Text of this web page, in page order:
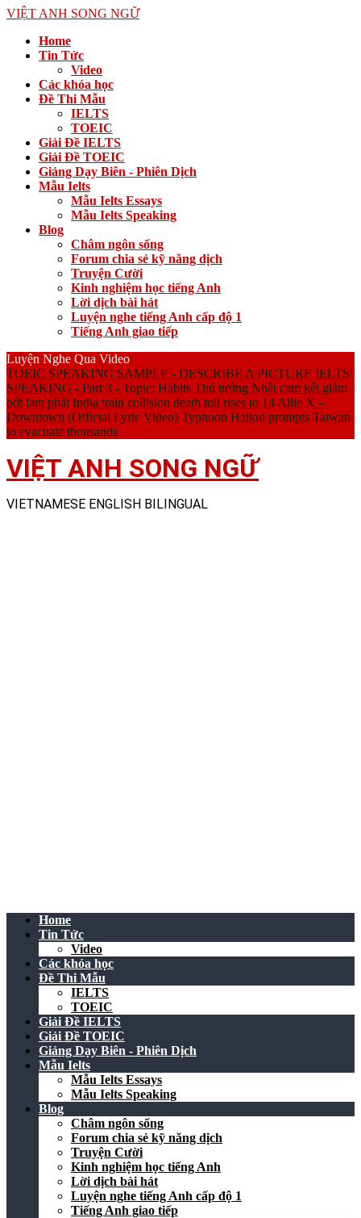
VIỆT ANH SONG NGỮ
Home
Tin Tức
Video
Các khóa học
Đề Thi Mẫu
IELTS
TOEIC
Giải Đề IELTS
Giải Đề TOEIC
Giảng Dạy Biên - Phiên Dịch
Mẫu Ielts
Mẫu Ielts Essays
Mẫu Ielts Speaking
Blog
Châm ngôn sống
Forum chia sẻ kỹ năng dịch
Truyện Cười
Kinh nghiệm học tiếng Anh
Lời dịch bài hát
Luyện nghe tiếng Anh cấp độ 1
Tiếng Anh giao tiếp
Luyện Nghe Qua Video
TOEIC SPEAKING SAMPLE - DESCRIBE A PICTURE IELTS
SPEAKING - Part 3 - Topic: Habits Thủ tướng Nhật cam kết giảm
bớt lạm phát India train collision death toll rises to 14 Allie X –
Downtown (Official Lyric Video) Typhoon Haikui prompts Taiwan
to evacuate thousands
VIỆT ANH SONG NGỮ
VIETNAMESE ENGLISH BILINGUAL
Home
Tin Tức
Video
Các khóa học
Đề Thi Mẫu
IELTS
TOEIC
Giải Đề IELTS
Giải Đề TOEIC
Giảng Dạy Biên - Phiên Dịch
Mẫu Ielts
Mẫu Ielts Essays
Mẫu Ielts Speaking
Blog
Châm ngôn sống
Forum chia sẻ kỹ năng dịch
Truyện Cười
Kinh nghiệm học tiếng Anh
Lời dịch bài hát
Luyện nghe tiếng Anh cấp độ 1
Tiếng Anh giao tiếp